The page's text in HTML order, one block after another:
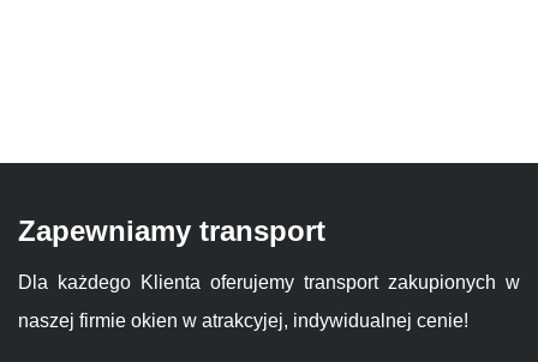
Zapewniamy transport
Dla każdego Klienta oferujemy transport zakupionych w
naszej firmie okien w atrakcyjej, indywidualnej cenie!